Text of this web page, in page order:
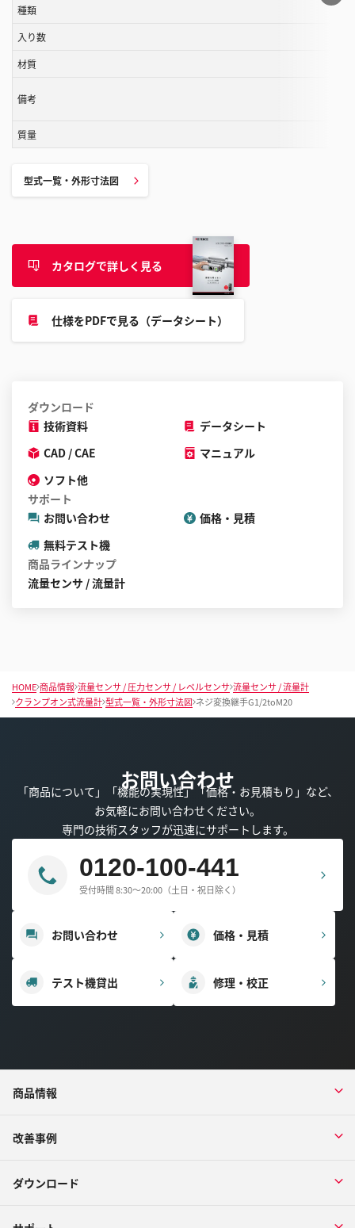
の
種類
入り数
材質
備考
質量
型式一覧・外形寸法図
カタログで詳しく見る
仕様をPDFで見る（データシート）
ダウンロード
技術資料
データシート
CAD / CAE
マニュアル
ソフト他
サポート
お問い合わせ
価格・見積
無料テスト機
商品ラインナップ
流量センサ / 流量計
HOME 商品情報 流量センサ / 圧力センサ / レベルセンサ 流量センサ / 流量計
クランプオン式流量計 型式一覧・外形寸法図 ネジ変換継手G1/2toM20
お問い合わせ
「商品について」「機能の実現性」「価格・お見積もり」など、
お気軽にお問い合わせください。
専門の技術スタッフが迅速にサポートします。
0120-100-441
受付時間 8:30～20:00（土日・祝日除く）
お問い合わせ 価格・見積
テスト機貸出 修理・校正
商品情報
改善事例
ダウンロード